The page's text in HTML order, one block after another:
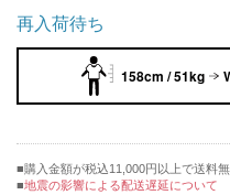
再入荷待ち
158cm / 51kg
購入金額が税込11,000円以上で送料
地震の影響による配送遅延について